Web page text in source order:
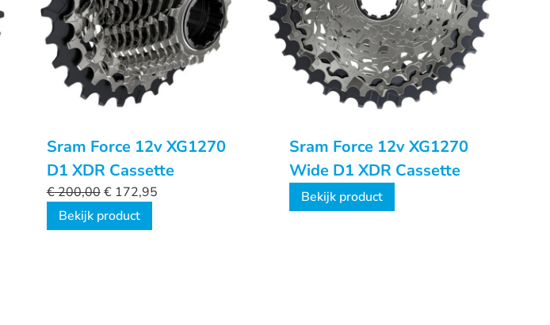
Sram Force 12v XG1270
D1 XDR Cassette
€200,00€172,95
Bekijk product
Sram Force 12v XG1270
Wide D1 XDR Cassette
Bekijk product